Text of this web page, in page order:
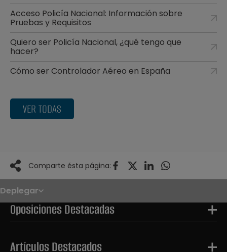
Acceso Policía Nacional: Información sobre
Pruebas y Requisitos
Quiero ser Policía Nacional, ¿qué tengo que
hacer?
Cómo ser Controlador Aéreo en España
VER TODAS
Comparte ésta página:
Deplegar
Noticias
Oposiciones
Convocatorias
Paso paso
OPE 2026
Oposiciones Destacadas
Artículos Destacados